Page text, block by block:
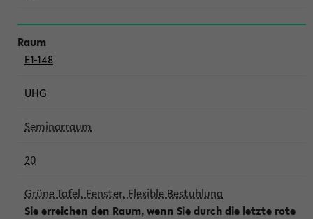
E1-148
UHG
Seminarraum
20
Grüne Tafel, Fenster, Flexible Bestuhlung
Sie erreichen den Raum, wenn Sie durch die letzte rote